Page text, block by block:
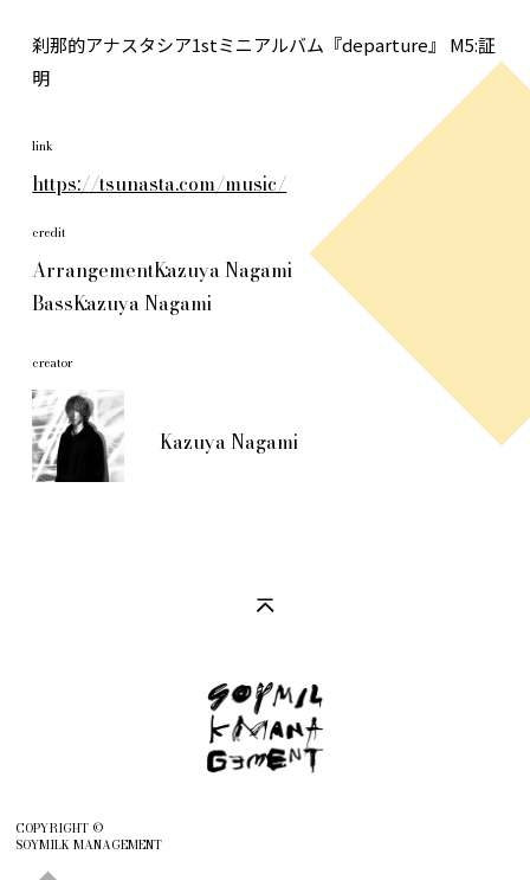
刹那的アナスタシア1stミニアルバム『departure』 M5:証
明
link
https://tsunasta.com/music/
credit
ArrangementKazuya Nagami
BassKazuya Nagami
creator
Kazuya Nagami
COPYRIGHT ©
SOYMILK MANAGEMENT